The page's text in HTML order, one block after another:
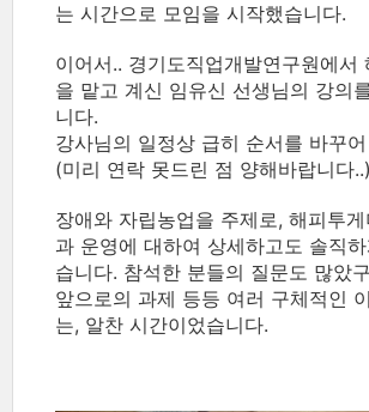
는 시간으로 모임을 시작했습니다.
이어서.. 경기도직업개발연구원에서
을 맡고 계신 임유신 선생님의 강의
니다.
강사님의 일정상 급히 순서를 바꾸
(미리 연락 못드린 점 양해바랍니다..)
장애와 자립농업을 주제로, 해피투
과 운영에 대하여 상세하고도 솔직
습니다. 참석한 분들의 질문도 많았
앞으로의 과제 등등 여러 구체적인
는, 알찬 시간이었습니다.